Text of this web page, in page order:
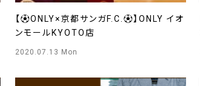
【⚽ONLY×京都サンガF.C.⚽】ONLY イオ
ンモールKYOTO店
2020.07.13 Mon